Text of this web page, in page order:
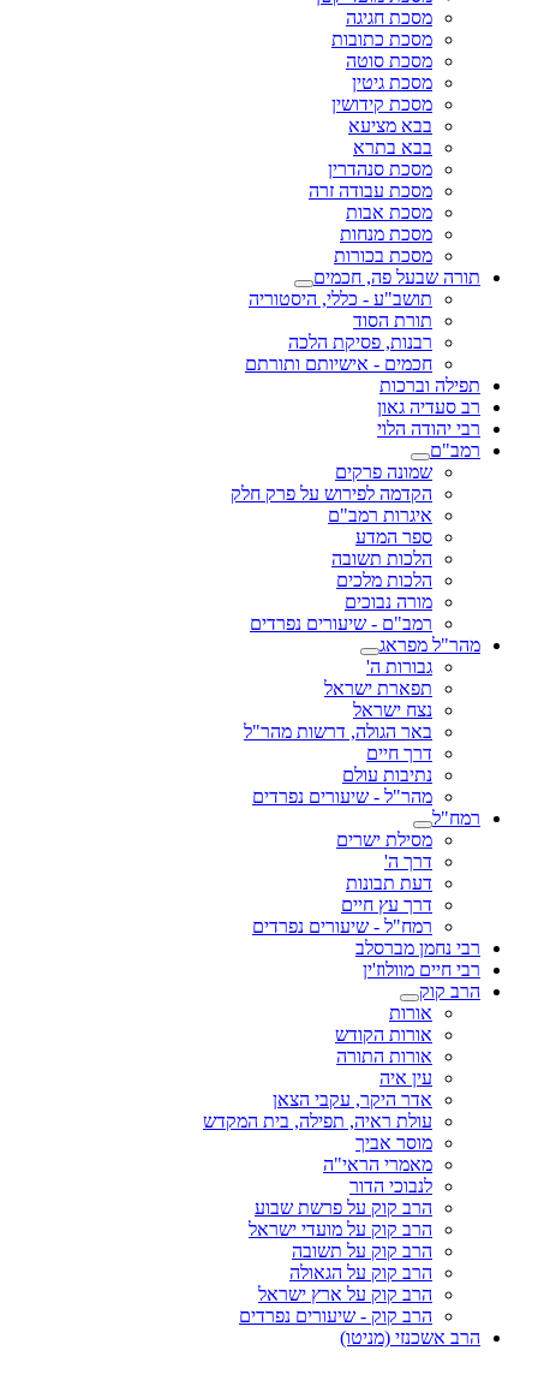
מסכת חגיגה
מסכת כתובות
מסכת סוטה
מסכת גיטין
מסכת קידושין
בבא מציעא
בבא בתרא
מסכת סנהדרין
מסכת עבודה זרה
מסכת אבות
מסכת מנחות
מסכת בכורות
תורה שבעל פה, חכמים
תושב"ע - כללי, היסטוריה
תורת הסוד
רבנות, פסיקת הלכה
חכמים - אישיותם ותורתם
תפילה וברכות
רב סעדיה גאון
רבי יהודה הלוי
רמב"ם
שמונה פרקים
הקדמה לפירוש על פרק חלק
איגרות רמב"ם
ספר המדע
הלכות תשובה
הלכות מלכים
מורה נבוכים
רמב"ם - שיעורים נפרדים
מהר"ל מפראג
גבורות ה'
תפארת ישראל
נצח ישראל
באר הגולה, דרשות מהר"ל
דרך חיים
נתיבות עולם
מהר"ל - שיעורים נפרדים
רמח"ל
מסילת ישרים
דרך ה'
דעת תבונות
דרך עץ חיים
רמח"ל - שיעורים נפרדים
רבי נחמן מברסלב
רבי חיים מוולוז'ין
הרב קוק
אורות
אורות הקודש
אורות התורה
עין איה
אדר היקר, עקבי הצאן
עולת ראיה, תפילה, בית המקדש
מוסר אביך
מאמרי הראי"ה
לנבוכי הדור
הרב קוק על פרשת שבוע
הרב קוק על מועדי ישראל
הרב קוק על תשובה
הרב קוק על הגאולה
הרב קוק על ארץ ישראל
הרב קוק - שיעורים נפרדים
הרב אשכנזי (מניטו)